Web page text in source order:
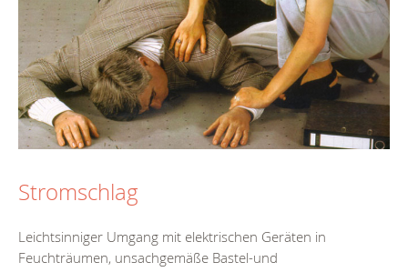
Stromschlag
Leichtsinniger Umgang mit elektrischen Geräten in
Feuchträumen, unsachgemäße Bastel-und